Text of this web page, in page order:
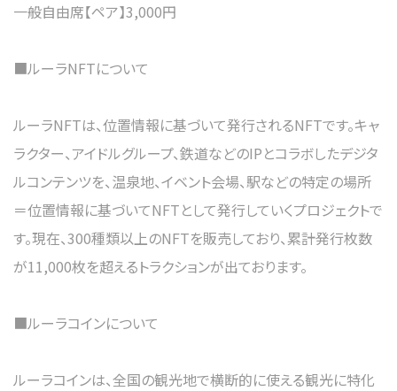
一般自由席【ペア】3,000円
■ルーラNFTについて
ルーラNFTは、位置情報に基づいて発行されるNFTです。キャ
ラクター、アイドルグループ、鉄道などのIPとコラボしたデジタ
ルコンテンツを、温泉地、イベント会場、駅などの特定の場所
＝位置情報に基づいてNFTとして発行していくプロジェクトで
す。現在、300種類以上のNFTを販売しており、累計発行枚数
が11,000枚を超えるトラクションが出ております。
■ルーラコインについて
ルーラコインは、全国の観光地で横断的に使える観光に特化